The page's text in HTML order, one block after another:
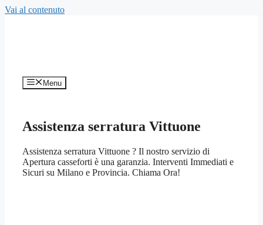
Vai al contenuto
Menu
Assistenza serratura Vittuone
Assistenza serratura Vittuone ? Il nostro servizio di
Apertura casseforti è una garanzia. Interventi Immediati e
Sicuri su Milano e Provincia. Chiama Ora!